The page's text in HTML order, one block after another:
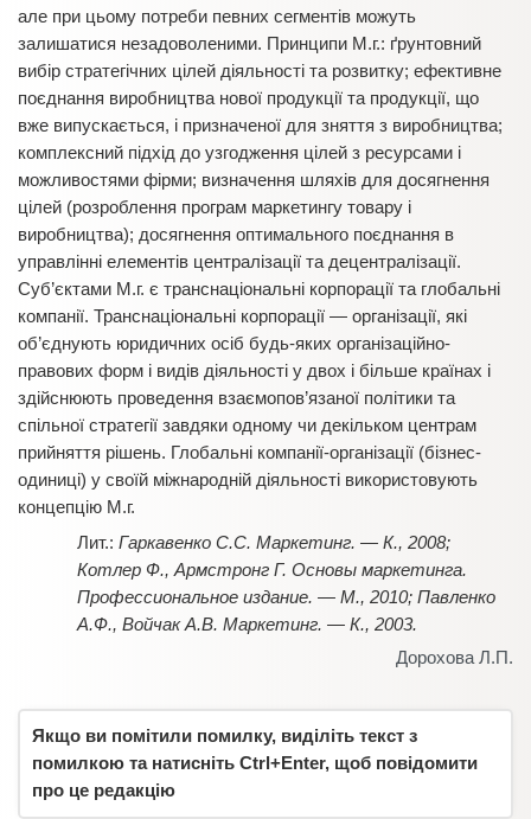
але при цьому потреби певних сегментів можуть
залишатися незадоволеними. Принципи М.г.: ґрунтовний
вибір стратегічних цілей діяльності та розвитку; ефективне
поєднання виробництва нової продукції та продукції, що
вже випускається, і призначеної для зняття з виробництва;
комплексний підхід до узгодження цілей з ресурсами і
можливостями фірми; визначення шляхів для досягнення
цілей (розроблення програм маркетингу товару і
виробництва); досягнення оптимального поєднання в
управлінні елементів централізації та децентралізації.
Суб’єктами М.г. є транснаціональні корпорації та глобальні
компанії. Транснаціональні корпорації — організації, які
об’єднують юридичних осіб будь-яких організаційно-
правових форм і видів діяльності у двох і більше країнах і
здійснюють проведення взаємопов’язаної політики та
спільної стратегії завдяки одному чи декільком центрам
прийняття рішень. Глобальні компанії-організації (бізнес-
одиниці) у своїй міжнародній діяльності використовують
концепцію М.г.
Гаркавенко С.С. Маркетинг. — К., 2008;
Котлер Ф., Армстронг Г. Основы маркетинга.
Профессиональное издание. — М., 2010; Павленко
А.Ф., Войчак А.В. Маркетинг. — К., 2003.
Дорохова Л.П.
Якщо ви помітили помилку, виділіть текст з
помилкою та натисніть Ctrl+Enter, щоб повідомити
про це редакцію